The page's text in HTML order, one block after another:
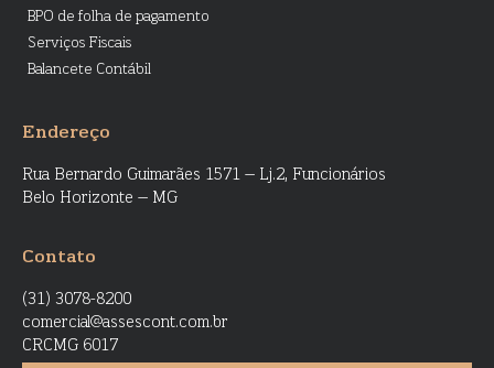
BPO de folha de pagamento
Serviços Fiscais
Balancete Contábil
Endereço
Rua Bernardo Guimarães 1571 – Lj.2, Funcionários
Belo Horizonte – MG
Contato
(31) 3078-8200
comercial@assescont.com.br
CRCMG 6017